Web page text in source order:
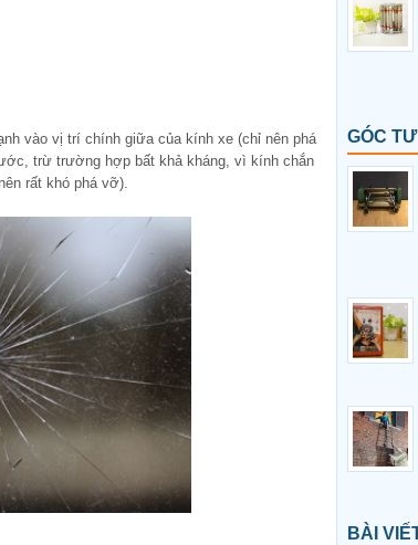
vào vị trí chính giữa của kính xe (chỉ nên phá
trừ trường hợp bất khả kháng, vì kính chắn
rất khó phá vỡ).
GÓC
BÀI